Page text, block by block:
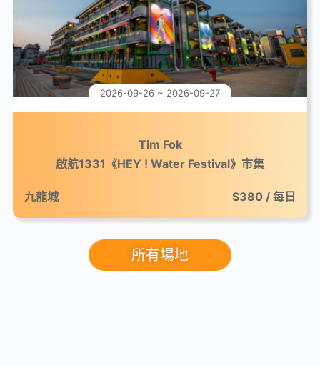
2026-09-26 ~ 2026-09-27
Tim Fok
啟航1331《HEY ! Water Festival》市集
九龍城 $380 / 每日
所有場地